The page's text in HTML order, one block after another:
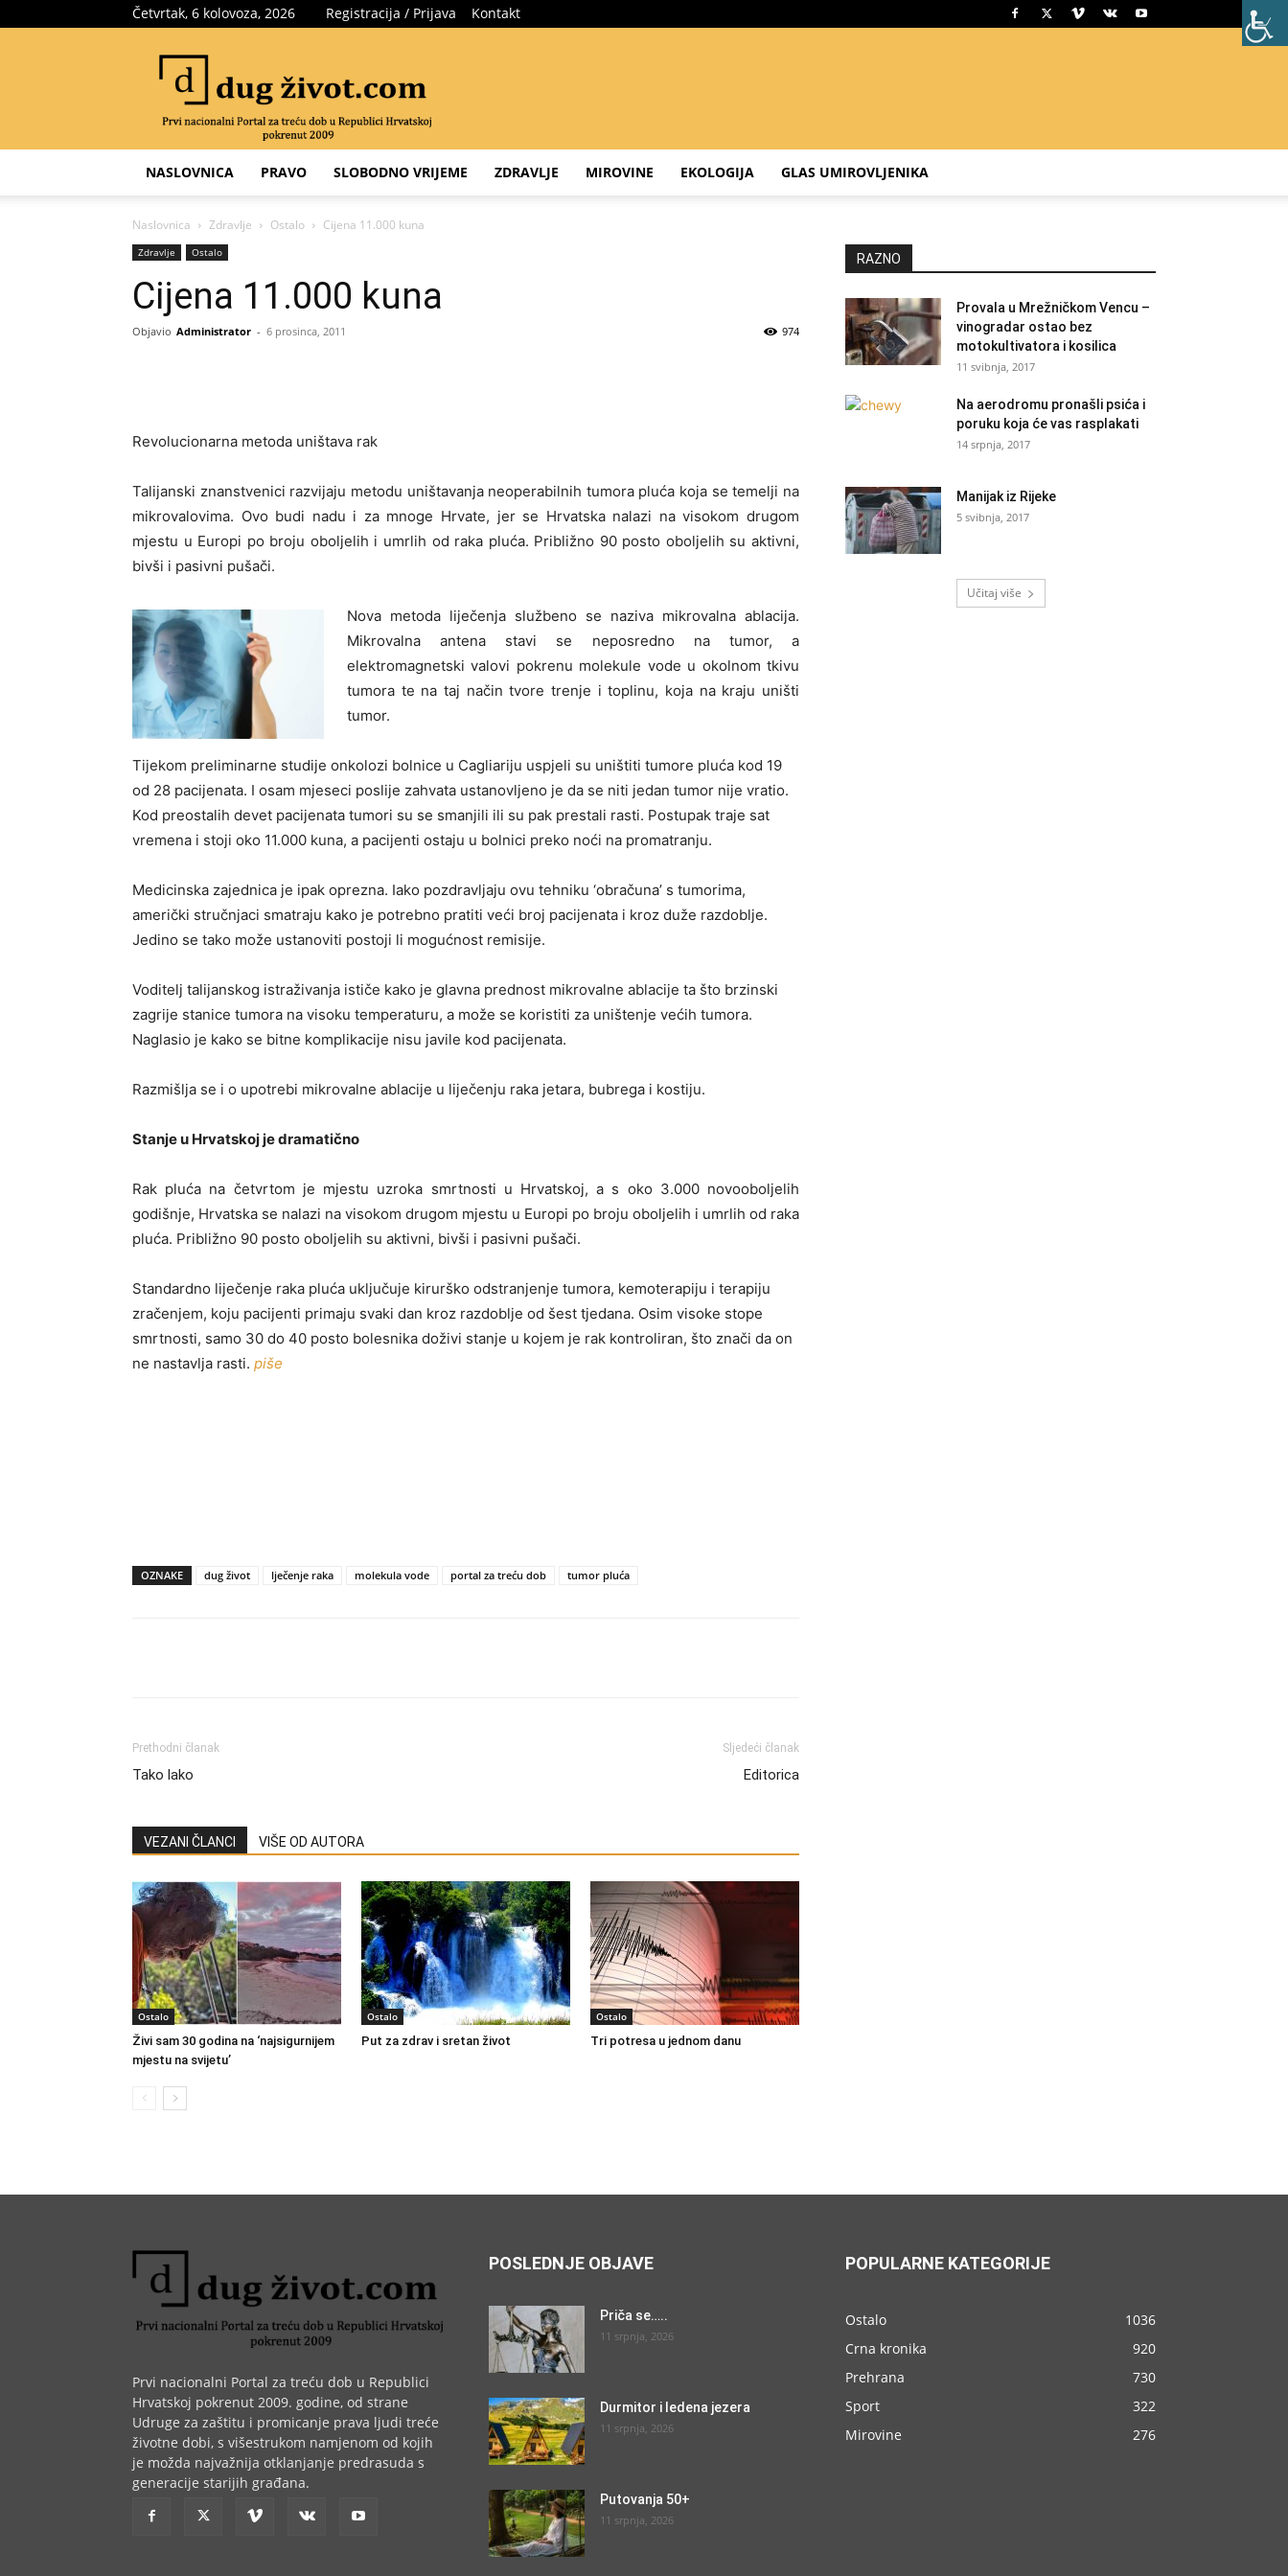
Četvrtak, 6 kolovoza, 2026 Registracija / Prijava Kontakt
za
treću
dob
NASLOVNICA PRAVO SLOBODNO VRIJEME ZDRAVLJE MIROVINE EKOLOGIJA GLAS UMIROVLJENIKA
Naslovnica Zdravlje Ostalo Cijena 11.000 kuna
Zdravlje Ostalo
Cijena 11.000 kuna
Objavio Administrator - 6 prosinca, 2011 974
Revolucionarna metoda uništava rak
Talijanski znanstvenici razvijaju metodu uništavanja neoperabilnih tumora pluća koja se temelji na
mikrovalovima. Ovo budi nadu i za mnoge Hrvate, jer se Hrvatska nalazi na visokom drugom
mjestu u Europi po broju oboljelih i umrlih od raka pluća. Približno 90 posto oboljelih su aktivni,
bivši i pasivni pušači.
Nova metoda liječenja službeno se naziva mikrovalna ablacija.
Mikrovalna antena stavi se neposredno na tumor, a
elektromagnetski valovi pokrenu molekule vode u okolnom tkivu
tumora te na taj način tvore trenje i toplinu, koja na kraju uništi
tumor.
Tijekom preliminarne studije onkolozi bolnice u Cagliariju uspjeli su uništiti tumore pluća kod 19
od 28 pacijenata. I osam mjeseci poslije zahvata ustanovljeno je da se niti jedan tumor nije vratio.
Kod preostalih devet pacijenata tumori su se smanjili ili su pak prestali rasti. Postupak traje sat
vremena i stoji oko 11.000 kuna, a pacijenti ostaju u bolnici preko noći na promatranju.
Medicinska zajednica je ipak oprezna. Iako pozdravljaju ovu tehniku ‘obračuna’ s tumorima,
američki stručnjaci smatraju kako je potrebno pratiti veći broj pacijenata i kroz duže razdoblje.
Jedino se tako može ustanoviti postoji li mogućnost remisije.
Voditelj talijanskog istraživanja ističe kako je glavna prednost mikrovalne ablacije ta što brzinski
zagrije stanice tumora na visoku temperaturu, a može se koristiti za uništenje većih tumora.
Naglasio je kako se bitne komplikacije nisu javile kod pacijenata.
Razmišlja se i o upotrebi mikrovalne ablacije u liječenju raka jetara, bubrega i kostiju.
Stanje u Hrvatskoj je dramatično
Rak pluća na četvrtom je mjestu uzroka smrtnosti u Hrvatskoj, a s oko 3.000 novooboljelih
godišnje, Hrvatska se nalazi na visokom drugom mjestu u Europi po broju oboljelih i umrlih od raka
pluća. Približno 90 posto oboljelih su aktivni, bivši i pasivni pušači.
Standardno liječenje raka pluća uključuje kirurško odstranjenje tumora, kemoterapiju i terapiju
zračenjem, koju pacijenti primaju svaki dan kroz razdoblje od šest tjedana. Osim visoke stope
smrtnosti, samo 30 do 40 posto bolesnika doživi stanje u kojem je rak kontroliran, što znači da on
ne nastavlja rasti. piše
OZNAKE dug život lječenje raka molekula vode portal za treću dob tumor pluća
Prethodni članak
Tako lako
Sljedeći članak
Editorica
VEZANI ČLANCI VIŠE OD AUTORA
Ostalo
Živi sam 30 godina na ‘najsigurnijem
mjestu na svijetu’
Ostalo
Put za zdrav i sretan život
Ostalo
Tri potresa u jednom danu
RAZNO
Provala u Mrežničkom Vencu –
vinogradar ostao bez
motokultivatora i kosilica
11 svibnja, 2017
Na aerodromu pronašli psića i
poruku koja će vas rasplakati
14 srpnja, 2017
Manijak iz Rijeke
5 svibnja, 2017
Učitaj više
Prvi nacionalni Portal za treću dob u Republici
Hrvatskoj pokrenut 2009. godine, od strane
Udruge za zaštitu i promicanje prava ljudi treće
životne dobi, s višestrukom namjenom od kojih
je možda najvažnija otklanjanje predrasuda s
generacije starijih građana.
POSLEDNJE OBJAVE
Priča se…..
11 srpnja, 2026
Durmitor i ledena jezera
11 srpnja, 2026
Putovanja 50+
11 srpnja, 2026
POPULARNE KATEGORIJE
Ostalo
1036
Crna kronika
920
Prehrana
730
Sport
322
Mirovine
276